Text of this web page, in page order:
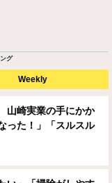
グ
Weekly
山崎実業の手にかか
った！」「スルスル